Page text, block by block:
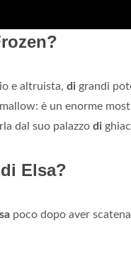
e altruista, di grandi
è un enorme
dal suo palazzo di
Elsa?
poco dopo aver